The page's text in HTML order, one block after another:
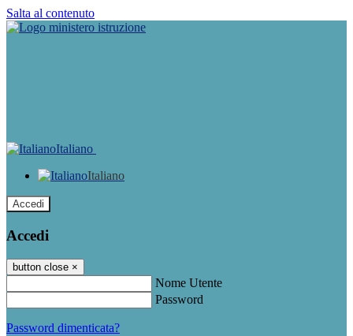
Salta al contenuto
Italiano
Italiano
Accedi
Accedi
button close ×
Nome Utente
Password
Password dimenticata?